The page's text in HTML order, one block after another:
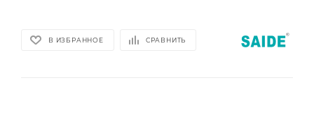
В ИЗБРАННОЕ СРАВНИТЬ